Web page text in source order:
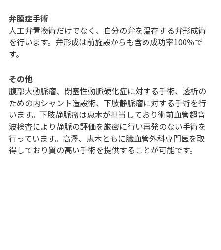
弁膜症手術
人工弁置換術だけでなく、自分の弁を温存する弁形成術
を行います。弁形成は前施設からも含め成功率100％で
す。
その他
腹部大動脈瘤、閉塞性動脈硬化症に対する手術、透析の
ための内シャント造設術、下肢静脈瘤に対する手術を行
います。下肢静脈瘤は恵木が担当しており術前血管超音
波検査により静脈の評価を厳密に行い再発のない手術を
行っています。高澤、恵木ともに臓血管外科専門医を取
得しており質の高い手術を提供することが可能です。